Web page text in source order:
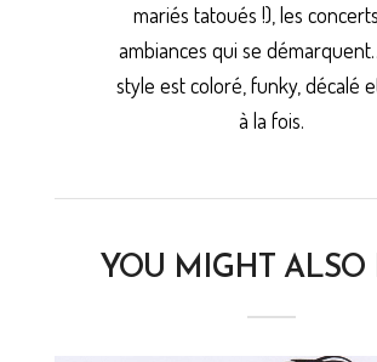
mariés tatoués !), les
ambiances qui se
style est coloré, funky, décalé
à la fois.
YOU MIGHT ALSO